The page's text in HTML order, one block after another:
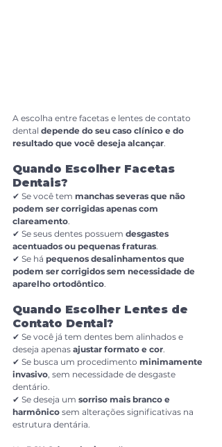
A escolha entre facetas e lentes de contato
dental depende do seu caso clínico e do
resultado que você deseja alcançar.
Quando Escolher Facetas
Dentais?
✔ Se você tem manchas severas que não
podem ser corrigidas apenas com
clareamento.
✔ Se seus dentes possuem desgastes
acentuados ou pequenas fraturas.
✔ Se há pequenos desalinhamentos que
podem ser corrigidos sem necessidade de
aparelho ortodôntico.
Quando Escolher Lentes de
Contato Dental?
✔ Se você já tem dentes bem alinhados e
deseja apenas ajustar formato e cor.
✔ Se busca um procedimento minimamente
invasivo, sem necessidade de desgaste
dentário.
✔ Se deseja um sorriso mais branco e
harmônico sem alterações significativas na
estrutura dentária.